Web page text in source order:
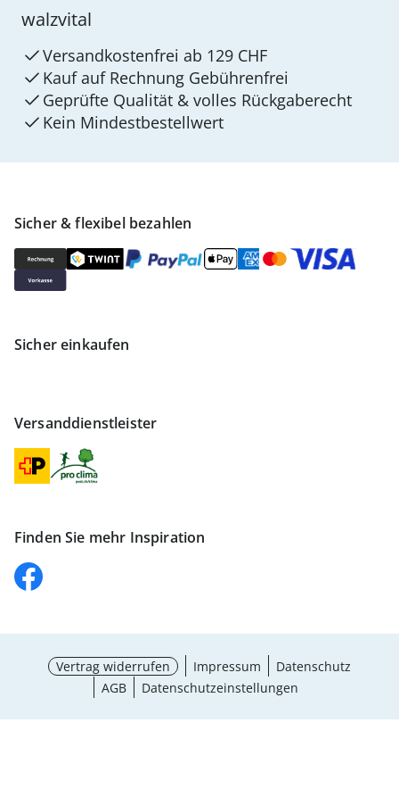
Sicher & flexibel bezahlen
Sicher einkaufen
Versanddienstleister
Finden Sie mehr Inspiration
walzvital
Versandkostenfrei ab 129 CHF
Kauf auf Rechnung Gebührenfrei
Geprüfte Qualität & volles Rückgaberecht
Kein Mindest­bestellwert
Vertrag widerrufen Impressum
Datenschutz
AGB
Datenschutzeinstellungen